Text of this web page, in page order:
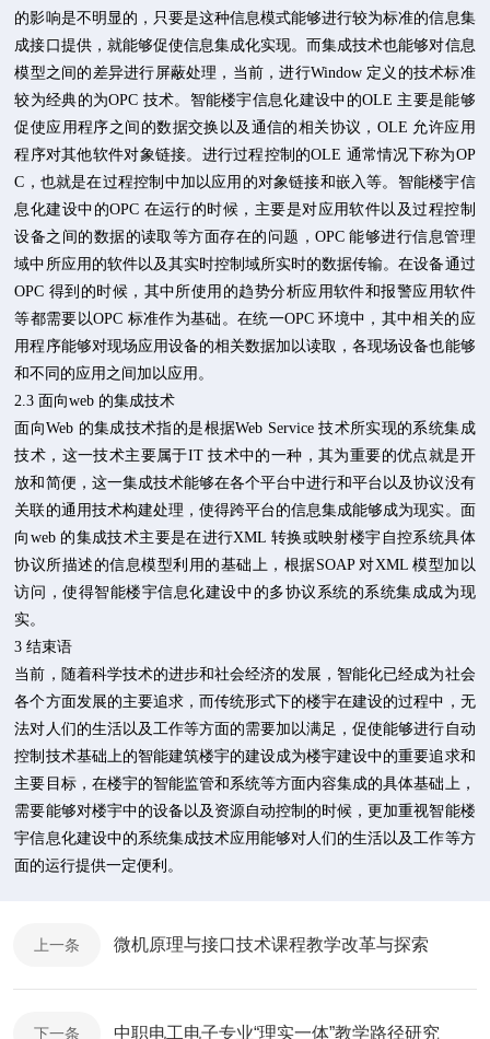
的影响是不明显的，只要是这种信息模式能够进行较为标准的信息集
成接口提供，就能够促使信息集成化实现。而集成技术也能够对信息
模型之间的差异进行屏蔽处理，当前，进行Window 定义的技术标准
较为经典的为OPC 技术。智能楼宇信息化建设中的OLE 主要是能够
促使应用程序之间的数据交换以及通信的相关协议，OLE 允许应用
程序对其他软件对象链接。进行过程控制的OLE 通常情况下称为OP
C，也就是在过程控制中加以应用的对象链接和嵌入等。智能楼宇信
息化建设中的OPC 在运行的时候，主要是对应用软件以及过程控制
设备之间的数据的读取等方面存在的问题，OPC 能够进行信息管理
域中所应用的软件以及其实时控制域所实时的数据传输。在设备通过
OPC 得到的时候，其中所使用的趋势分析应用软件和报警应用软件
等都需要以OPC 标准作为基础。在统一OPC 环境中，其中相关的应
用程序能够对现场应用设备的相关数据加以读取，各现场设备也能够
和不同的应用之间加以应用。
2.3 面向web 的集成技术
面向Web 的集成技术指的是根据Web Service 技术所实现的系统集成
技术，这一技术主要属于IT 技术中的一种，其为重要的优点就是开
放和简便，这一集成技术能够在各个平台中进行和平台以及协议没有
关联的通用技术构建处理，使得跨平台的信息集成能够成为现实。面
向web 的集成技术主要是在进行XML 转换或映射楼宇自控系统具体
协议所描述的信息模型利用的基础上，根据SOAP 对XML 模型加以
访问，使得智能楼宇信息化建设中的多协议系统的系统集成成为现
实。
3 结束语
当前，随着科学技术的进步和社会经济的发展，智能化已经成为社会
各个方面发展的主要追求，而传统形式下的楼宇在建设的过程中，无
法对人们的生活以及工作等方面的需要加以满足，促使能够进行自动
控制技术基础上的智能建筑楼宇的建设成为楼宇建设中的重要追求和
主要目标，在楼宇的智能监管和系统等方面内容集成的具体基础上，
需要能够对楼宇中的设备以及资源自动控制的时候，更加重视智能楼
宇信息化建设中的系统集成技术应用能够对人们的生活以及工作等方
面的运行提供一定便利。
上一条 微机原理与接口技术课程教学改革与探索
下一条 中职电工电子专业“理实一体”教学路径研究